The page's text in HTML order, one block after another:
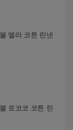
엘라 코튼 린넨
로코코 코튼 린